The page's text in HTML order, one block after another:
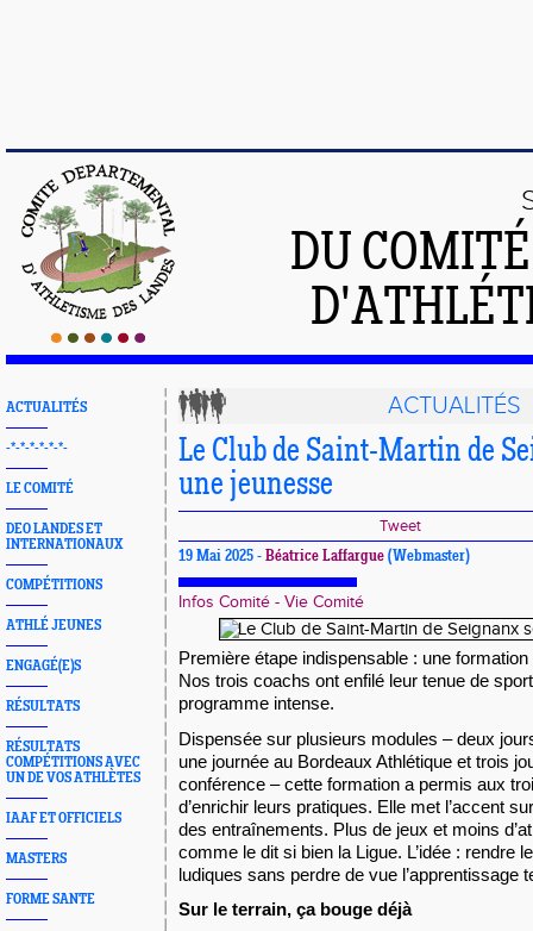
DU
ACTUALITÉS
-*-*-*-*-*-*-
LE COMITÉ
DEO LANDES ET
INTERNATIONAUX
COMPÉTITIONS
ATHLÉ JEUNES
ENGAGÉ(E)S
RÉSULTATS
RÉSULTATS
COMPÉTITIONS AVEC
UN DE VOS ATHLÈTES
IAAF ET OFFICIELS
MASTERS
FORME SANTE
ACTUALITÉS
Le Club de Saint-Martin de
une jeunesse
Tweet
19 Mai 2025 - Béatrice Laffargue (Webmaster)
Infos Comité - Vie Comité
Première étape indispensable : une
Nos trois coachs ont enfilé leur tenue de
programme intense.
Dispensée sur plusieurs modules – deux
une journée au Bordeaux Athlétique et trois
conférence – cette formation a permis aux
d’enrichir leurs pratiques. Elle met l’accent
des entraînements. Plus de jeux et moins
comme le dit si bien la Ligue. L’idée : rendre
ludiques sans perdre de vue l’apprentissage
Sur le terrain, ça bouge déjà